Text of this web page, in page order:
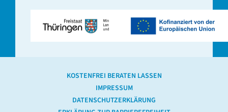
KOSTENFREI BERATEN LASSEN
IMPRESSUM
DATENSCHUTZERKLÄRUNG